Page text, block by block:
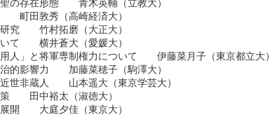
の存在形態 青木英輔（立教大）
田敦秀（高崎経済大）
究 竹村拓磨（大正大）
て 横井蒼大（愛媛大）
人」と将軍専制権力について 伊藤菜月子（東京都立大）
的影響力 加藤菜穂子（駒澤大）
世非蔵人 山本遥大（東京学芸大）
田中裕太（淑徳大）
開 大庭夕佳（東京大）